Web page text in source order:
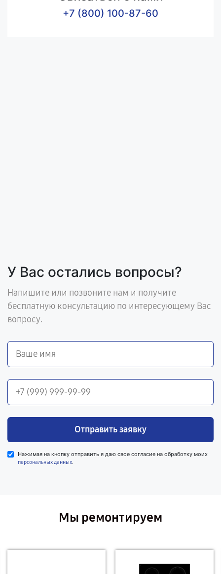
+7 (800) 100-87-60
У Вас остались вопросы?
Напишите или позвоните нам и получите
бесплатную консультацию по интересующему Вас
вопросу.
Отправить заявку
Нажимая на кнопку отправить я даю свое согласие на обработку моих
персональных данных.
Мы ремонтируем